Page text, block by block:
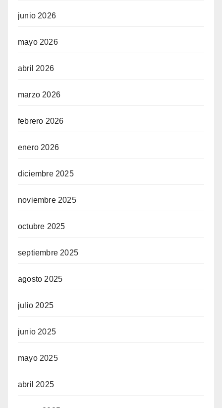
junio 2026
mayo 2026
abril 2026
marzo 2026
febrero 2026
enero 2026
diciembre 2025
noviembre 2025
octubre 2025
septiembre 2025
agosto 2025
julio 2025
junio 2025
mayo 2025
abril 2025